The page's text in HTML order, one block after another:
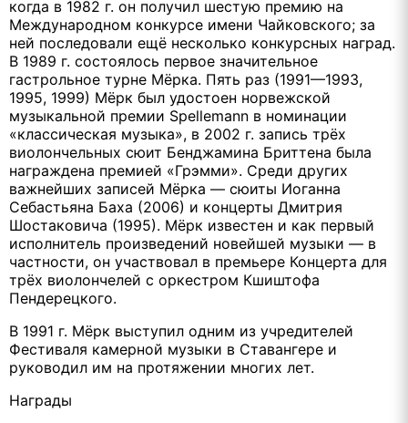
когда в 1982 г. он получил шестую премию на
Международном конкурсе имени Чайковского; за
ней последовали ещё несколько конкурсных наград.
В 1989 г. состоялось первое значительное
гастрольное турне Мёрка. Пять раз (1991—1993,
1995, 1999) Мёрк был удостоен норвежской
музыкальной премии Spellemann в номинации
«классическая музыка», в 2002 г. запись трёх
виолончельных сюит Бенджамина Бриттена была
награждена премией «Грэмми». Среди других
важнейших записей Мёрка — сюиты Иоганна
Себастьяна Баха (2006) и концерты Дмитрия
Шостаковича (1995). Мёрк известен и как первый
исполнитель произведений новейшей музыки — в
частности, он участвовал в премьере Концерта для
трёх виолончелей с оркестром Кшиштофа
Пендерецкого.
В 1991 г. Мёрк выступил одним из учредителей
Фестиваля камерной музыки в Ставангере и
руководил им на протяжении многих лет.
Награды